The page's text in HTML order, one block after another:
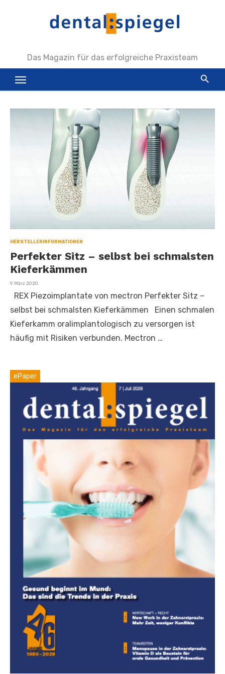
Das Magazin für das erfolgreiche Praxisteam
HERSTELLERINFORMATIONEN
Perfekter Sitz ­­­­– selbst bei schmalsten
Kieferkämmen
Veröffentlicht
9. März 2020
REX Piezoimplantate von mectron Perfekter Sitz ­­­­–
selbst bei schmalsten Kieferkämmen Einen schmalen
Kieferkamm oralimplantologisch zu versorgen ist
häufig mit Risiken verbunden. Mectron …
ePaper